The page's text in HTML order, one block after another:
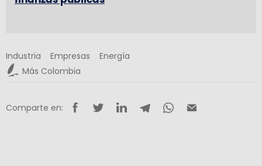
Industria Empresas
Energía
Más Colombia
Comparte en: